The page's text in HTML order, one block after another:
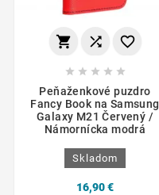
  
    
Peňaženkové puzdro
Fancy Book na Samsung
Galaxy M21 Červený /
Námornícka modrá
Skladom
16,90 €